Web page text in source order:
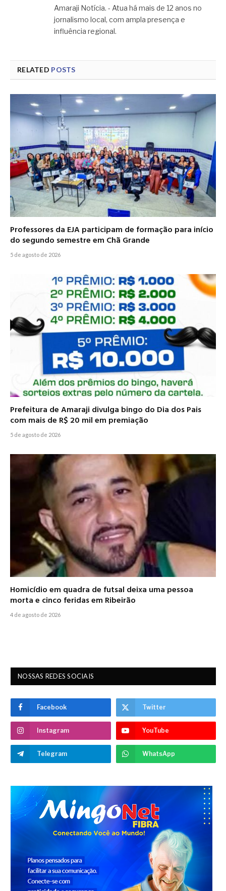
Amaraji Notícia. - Atua há mais de 12 anos no
jornalismo local, com ampla presença e
influência regional.
RELATED POSTS
Professores da EJA participam de formação para início
do segundo semestre em Chã Grande
5 de agosto de 2026
Prefeitura de Amaraji divulga bingo do Dia dos Pais
com mais de R$ 20 mil em premiação
5 de agosto de 2026
Homicídio em quadra de futsal deixa uma pessoa
morta e cinco feridas em Ribeirão
4 de agosto de 2026
NOSSAS REDES SOCIAIS
Facebook Twitter
Instagram YouTube
Telegram WhatsApp